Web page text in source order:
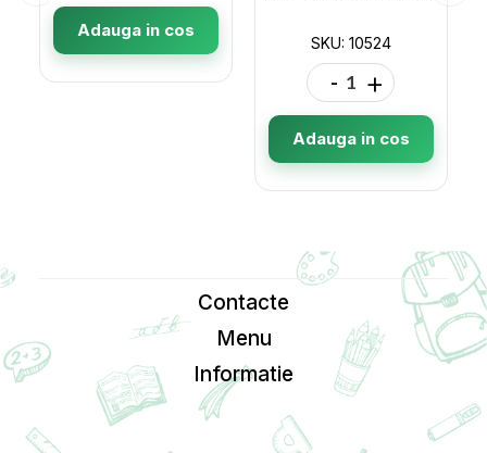
Adauga in cos
SKU: 10524
- +
Adauga in cos
Contacte
Menu
Informatie